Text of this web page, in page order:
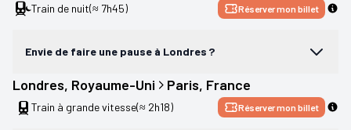
Train de nuit(≈ 7h45) Réserver mon billet
Envie de faire une pause à Londres ?
Londres, Royaume-Uni Paris, France
Train à grande vitesse(≈ 2h18) Réserver mon billet